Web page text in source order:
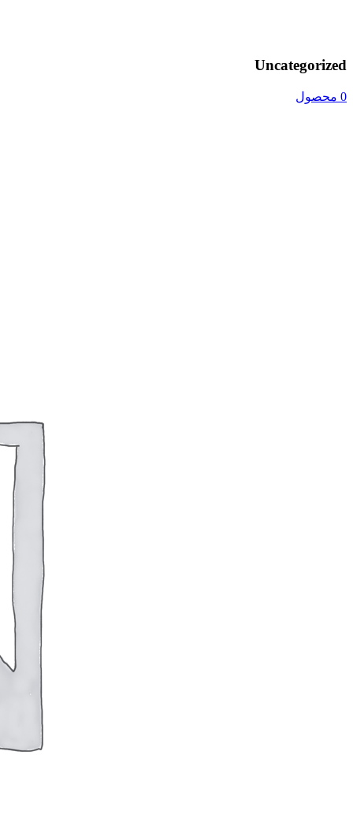
Uncategorized
0 محصول